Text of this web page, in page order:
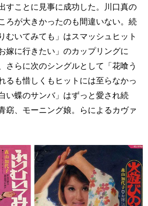
すことに見事に成功した。川口真の
ろが大きかったのも間違いない。続
むいてみても」はスマッシュヒット
嫁に行きたい」のカップリングに
さらに次のシングルとして「花喰う
るも惜しくもヒットには至らなかっ
い蝶のサンバ」はずっと愛され続
窈、モーニング娘。らによるカヴァ